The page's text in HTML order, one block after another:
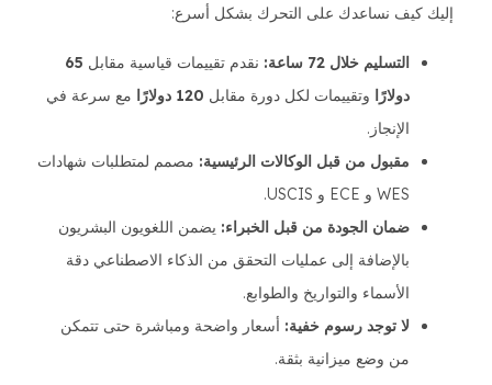
إليك كيف نساعدك على التحرك بشكل أسرع:
التسليم خلال 72 ساعة: نقدم تقييمات قياسية مقابل 65
دولارًا وتقييمات لكل دورة مقابل 120 دولارًا
مع سرعة في
الإنجاز.
مقبول من قبل الوكالات الرئيسية: مصمم لمتطلبات شهادات
WES و ECE و USCIS.
ضمان الجودة من قبل الخبراء: يضمن اللغويون البشريون
بالإضافة إلى عمليات التحقق من الذكاء الاصطناعي دقة
الأسماء والتواريخ والطوابع.
لا توجد رسوم خفية: أسعار واضحة ومباشرة حتى تتمكن
من وضع ميزانية بثقة.